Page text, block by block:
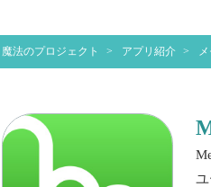
魔法のプロジェクト アプリ紹介